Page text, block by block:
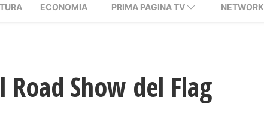
ECONOMIA PRIMA PAGINA TV NETWORK
Show del Flag